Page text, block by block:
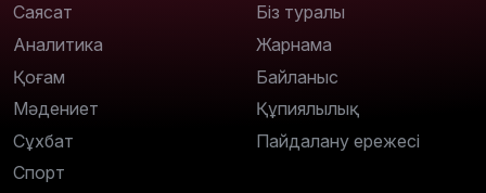
Саясат
Аналитика
Қоғам
Мәдениет
Сұхбат
Спорт
Біз туралы
Жарнама
Байланыс
Құпиялылық
Пайдалану ережесі